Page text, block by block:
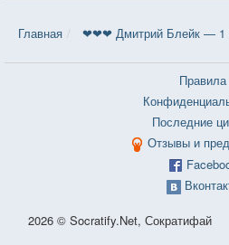
Главная ❤❤❤ Дмитрий Блейк — 1
Правила
Последние
Отзывы и
2026 © Socratify.Net, Сократифай